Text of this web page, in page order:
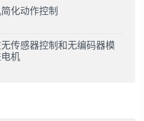
化动作控制
传感器控制和无编码器模
机